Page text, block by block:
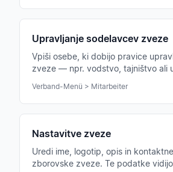
Upravljanje sodelavcev zveze
Vpiši osebe, ki dobijo pravice
zveze — npr. vodstvo, tajništvo ali
Verband-Menü > Mitarbeiter
Nastavitve zveze
Uredi ime, logotip, opis in
zborovske zveze. Te podatke